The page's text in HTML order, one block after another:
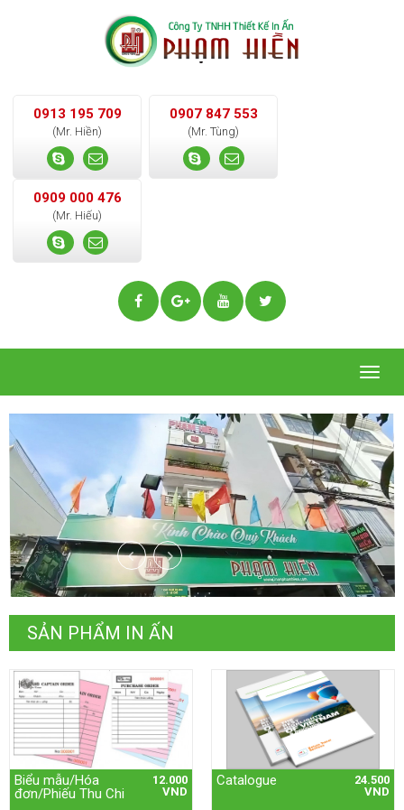
0913 195 709
(Mr. Hiền)
0907 847 553
(Mr. Tùng)
0909 000 476
(Mr. Hiếu)
SẢN PHẨM IN ẤN
Biểu mẫu/Hóa
đơn/Phiếu Thu Chi
12.000
VND
Catalogue
24.500
VND